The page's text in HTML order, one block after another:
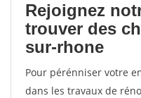
Rejoignez
trouver des
sur-rhone
Pour pérénniser votre
dans les travaux de